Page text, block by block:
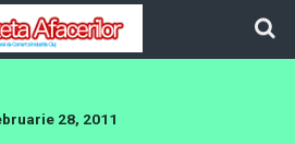
28, 2011